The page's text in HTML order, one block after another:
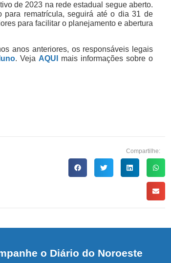
de 2023 na rede estadual segue aberto.
para rematrícula, seguirá até o dia 31 de
para facilitar o planejamento e abertura
anos anteriores, os responsáveis legais
. Veja AQUI
mais informações sobre o
Compartilhe:
o Diário do Noroeste